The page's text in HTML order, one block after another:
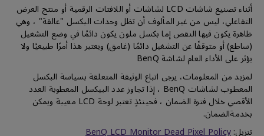
أثناء تصنيع شاشات LCD لشاشات أو اللافتات الرقمية أو منتج العرض
التفاعلي، ليس من غير المألوف أن تظل وحدات البكسل "عالقة" ، وهي
ظاهرة يكون فيها النقص إما بكسل ملون يكون دائمًا في وضع التشغيل
(ساطع) أو متوقفًا عن التشغيل دائمًا (غامق) ويعتبر هذا أمرًا طبيعيًا ولا
يؤثر على الأداء العام لشاشة BenQ
لمزيد من المعلومات، يرجى اتباع الوثيقة المتعلقة بسياسة البكسل
المعطوب لشاشات BenQ ، إذا تجاوز عدد البيكسل المعطوبة العدد
الأقصي خلال فترة الضمان ، فحينئذٍ تعتبر لوحة LCD معيبة ويمكن
بخدمةالضمان.
تنزيل:BenQ LCD Monitor Dead Pixel Policy